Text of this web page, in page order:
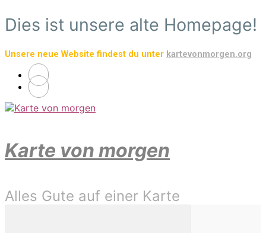
Zum
Hauptinhalt
Dies ist unsere alte Homepage!
Unsere neue Website findest du unter kartevonmorgen.org
Karte von morgen
Alles Gute auf einer Karte